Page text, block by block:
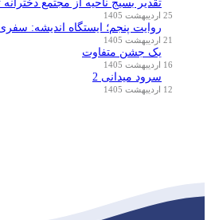
تقدیر بسیج ناحیه از مجتمع دخترانه
25 اردیبهشت 1405
روایت پنجم؛ ایستگاه اندیشه:
21 اردیبهشت 1405
یک جشن متفاوت
16 اردیبهشت 1405
سرود میدانی 2
12 اردیبهشت 1405